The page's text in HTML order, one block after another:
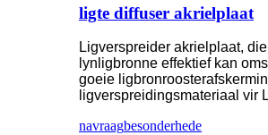
ligte diffuser akrielplaat
Ligverspreider akrielplaat,
lynligbronne effektief kan
goeie
ligverspreidingsmateriaal vir
navraagbesonderhede